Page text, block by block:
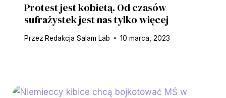
Protest jest kobietą. Od czasów
sufrażystek jest nas tylko więcej
Przez Redakcja Salam Lab 10 marca, 2023